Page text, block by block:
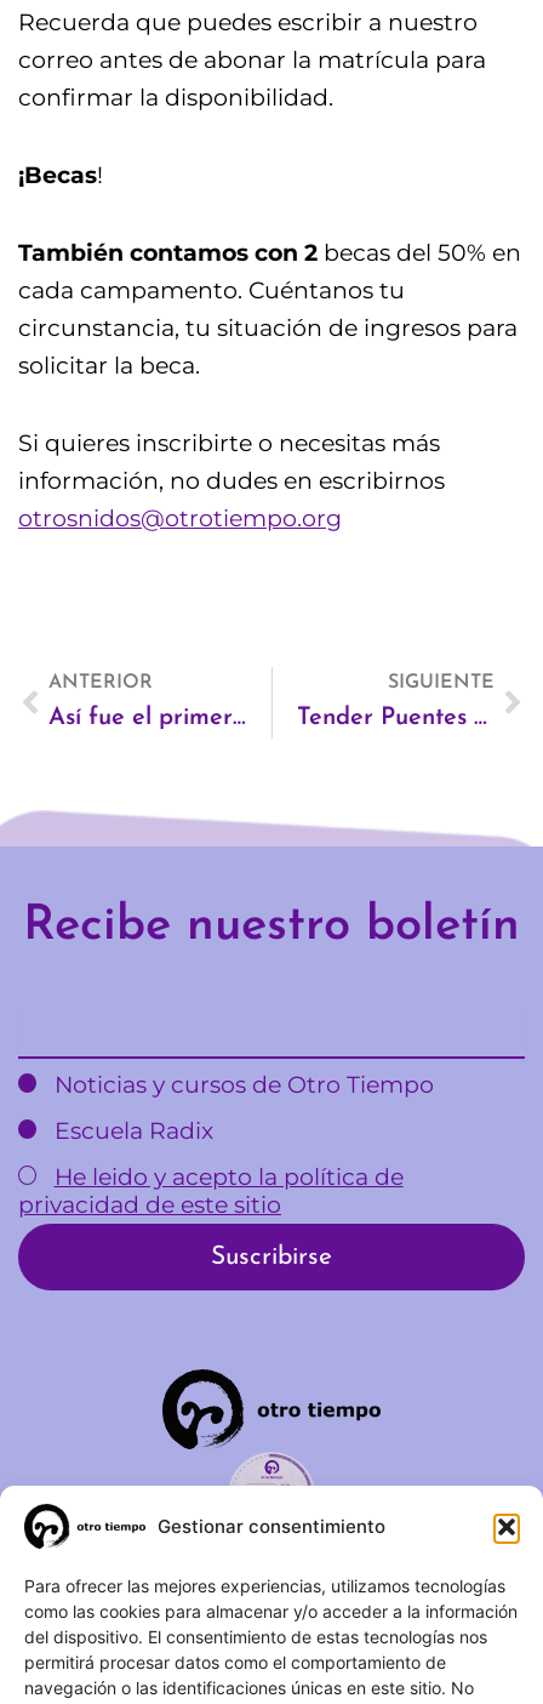
Gestionar consentimiento
Para ofrecer las mejores experiencias, utilizamos tecnologías
como las cookies para almacenar y/o acceder a la información
del dispositivo. El consentimiento de estas tecnologías nos
permitirá procesar datos como el comportamiento de
navegación o las identificaciones únicas en este sitio. No
Recuerda que puedes escribir a nuestro
correo antes de abonar la matrícula para
confirmar la disponibilidad.
¡Becas!
También contamos con 2 becas del 50% en
cada campamento. Cuéntanos tu
circunstancia, tu situación de ingresos para
solicitar la beca.
Si quieres inscribirte o necesitas más
información, no dudes en escribirnos
otrosnidos@otrotiempo.org
AntANTERIOR
Así fue el primer encuentro de Escuela Radix en Madrid
SIGUIENTE
Tender Puentes 2026
Recibe nuestro boletín
Noticias y cursos de Otro Tiempo
Escuela Radix
He leido y acepto la política de
privacidad de este sitio
C/ Duque de Fernán Núñez,
2 – 1ºA 28012 – Madrid
(+34) 623 183 283